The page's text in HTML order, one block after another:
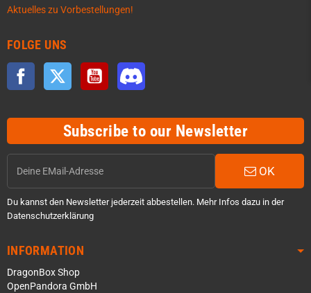
Aktuelles zu Vorbestellungen!
FOLGE UNS
Facebook Twitter YouTube
Subscribe to our Newsletter
OK
Du kannst den Newsletter jederzeit abbestellen. Mehr Infos dazu in der
Datenschutzerklärung
INFORMATION
DragonBox Shop
OpenPandora GmbH